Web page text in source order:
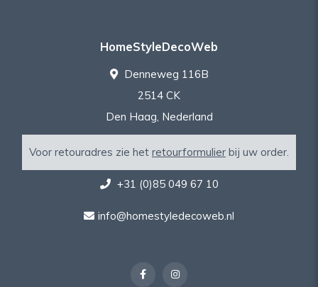
HomeStyleDecoWeb
Denneweg 116B
2514 CK
Den Haag, Nederland
Voor retouradres zie het retourformulier bij uw order.
+31 (0)85 049 67 10
info@homestyledecoweb.nl